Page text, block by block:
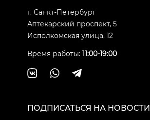
г. Санкт-Петербург
Аптекарский проспект, 5
Исполкомская улица, 12
Время работы: 11:00-19:00
ПОДПИСАТЬСЯ НА НОВОСТИ